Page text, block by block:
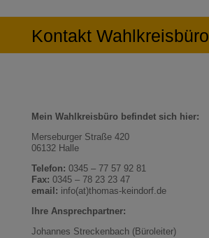
Kontakt Wahlkreisbüro
Mein Wahlkreisbüro befindet sich hier:
Merseburger Straße 420
06132 Halle
Telefon: 0345 – 77 57 92 81
Fax: 0345 – 78 23 23 47
email: info(at)thomas-keindorf.de
Ihre Ansprechpartner:
Johannes Streckenbach (Büroleiter)